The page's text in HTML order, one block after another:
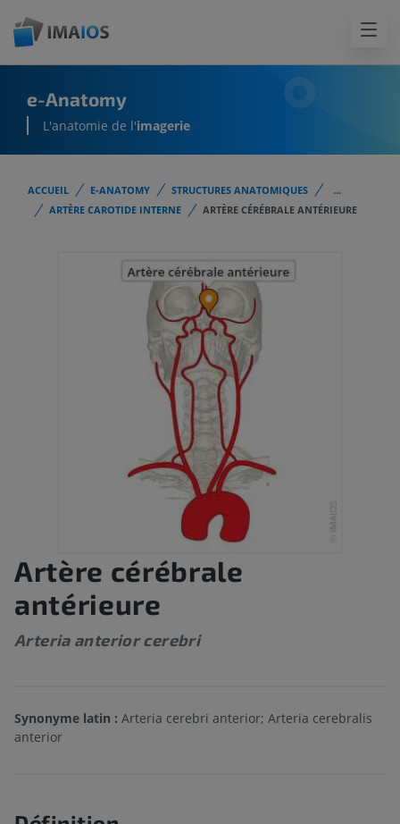
e-Anatomy
L'anatomie de l'imagerie
ACCUEIL E-ANATOMY STRUCTURES ANATOMIQUES
...
ARTÈRE CAROTIDE INTERNE
ARTÈRE CÉRÉBRALE ANTÉRIEURE
Artère cérébrale
antérieure
Arteria anterior cerebri
Synonyme latin : Arteria cerebri anterior; Arteria cerebralis
anterior